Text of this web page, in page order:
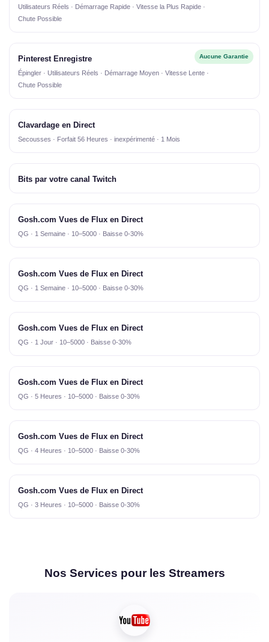
Utilisateurs Réels · Démarrage Rapide · Vitesse la Plus Rapide ·
Chute Possible
Aucune Garantie
Pinterest Enregistre
Épingler · Utilisateurs Réels · Démarrage Moyen · Vitesse Lente ·
Chute Possible
Clavardage en Direct
Secousses · Forfait 56 Heures · inexpérimenté · 1 Mois
Bits par votre canal Twitch
Gosh.com Vues de Flux en Direct
QG · 1 Semaine · 10–5000 · Baisse 0-30%
Gosh.com Vues de Flux en Direct
QG · 1 Semaine · 10–5000 · Baisse 0-30%
Gosh.com Vues de Flux en Direct
QG · 1 Jour · 10–5000 · Baisse 0-30%
Gosh.com Vues de Flux en Direct
QG · 5 Heures · 10–5000 · Baisse 0-30%
Gosh.com Vues de Flux en Direct
QG · 4 Heures · 10–5000 · Baisse 0-30%
Gosh.com Vues de Flux en Direct
QG · 3 Heures · 10–5000 · Baisse 0-30%
Nos Services pour les Streamers